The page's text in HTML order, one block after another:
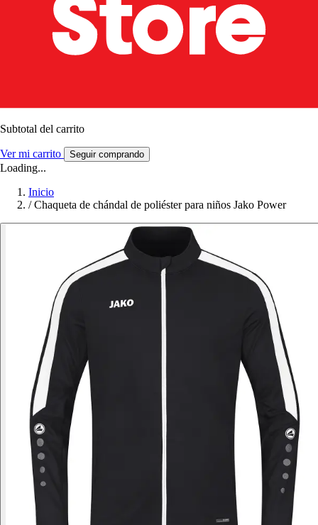
Subtotal del carrito
Ver mi carrito Seguir comprando
Loading...
Inicio
/ Chaqueta de chándal de poliéster para niños Jako Power